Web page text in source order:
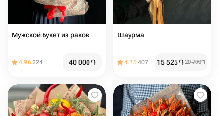
Мужской Букет из раков
4.96224 40 000֏
Шаурма
4.75407 15 525֏20 700֏